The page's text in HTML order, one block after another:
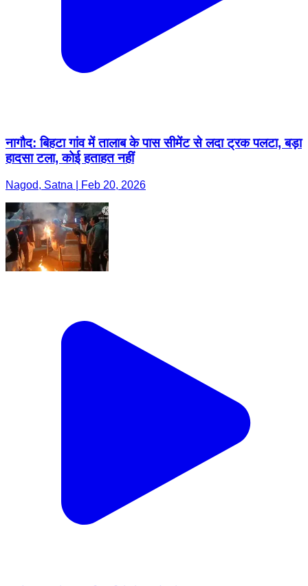
नागौद: बिहटा गांव में तालाब के पास सीमेंट से लदा ट्रक पलटा, बड़ा
हादसा टला, कोई हताहत नहीं
Nagod, Satna | Feb 20, 2026